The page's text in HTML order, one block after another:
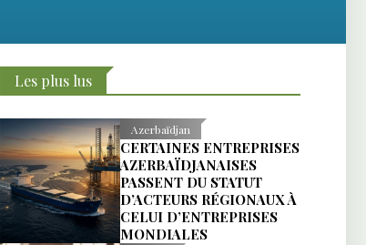
Les plus lus
Azerbaïdjan
CERTAINES ENTREPRISES
AZERBAÏDJANAISES
PASSENT DU STATUT
D’ACTEURS RÉGIONAUX À
CELUI D’ENTREPRISES
MONDIALES